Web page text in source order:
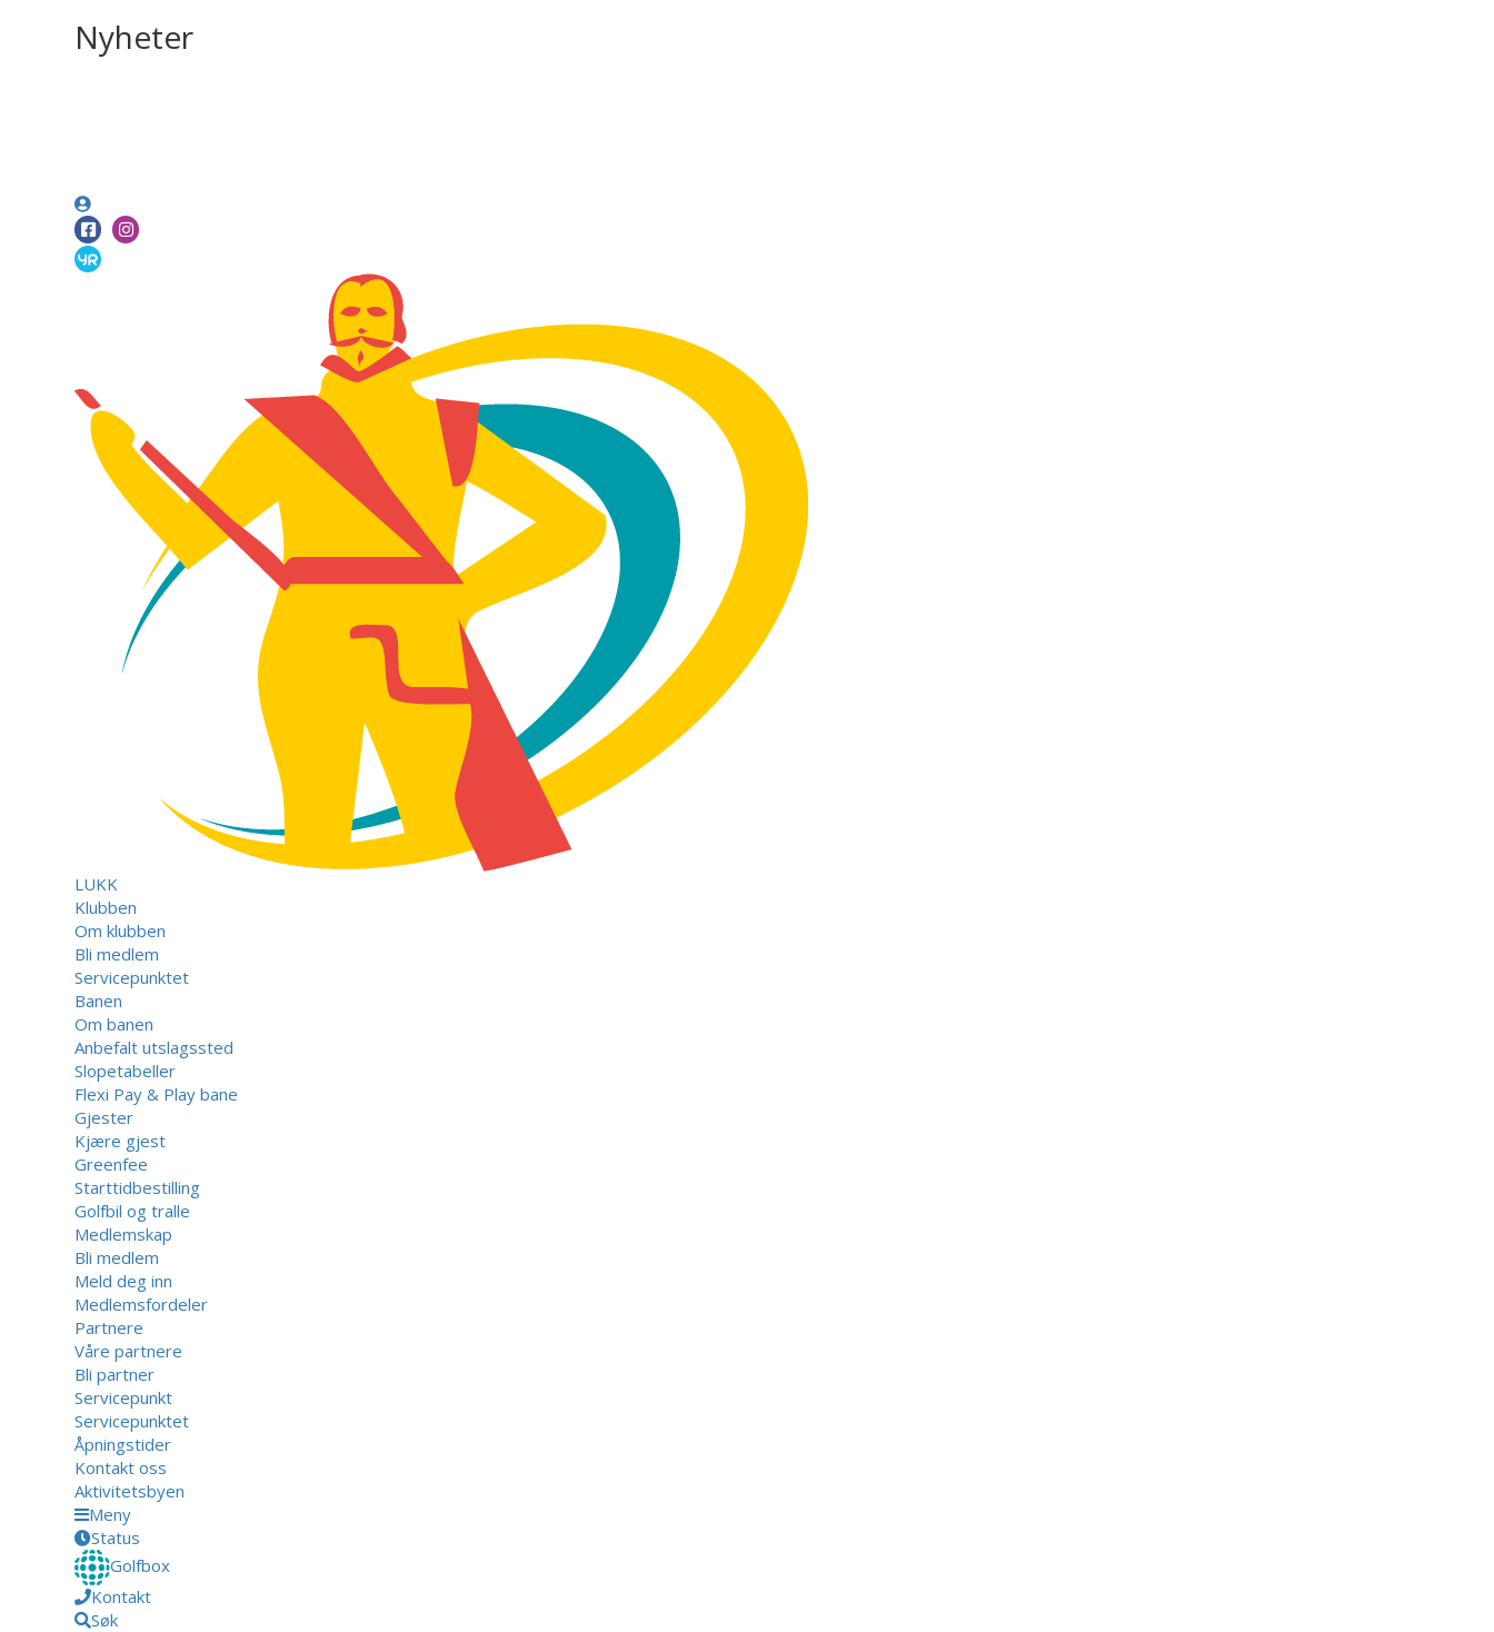
Nyheter
LUKK
Klubben
Om klubben
Bli medlem
Servicepunktet
Banen
Om banen
Anbefalt utslagssted
Slopetabeller
Flexi Pay & Play bane
Gjester
Kjære gjest
Greenfee
Starttidbestilling
Golfbil og tralle
Medlemskap
Bli medlem
Meld deg inn
Medlemsfordeler
Partnere
Våre partnere
Bli partner
Servicepunkt
Servicepunktet
Åpningstider
Kontakt oss
Aktivitetsbyen
Meny
Status
Golfbox
Kontakt
Søk